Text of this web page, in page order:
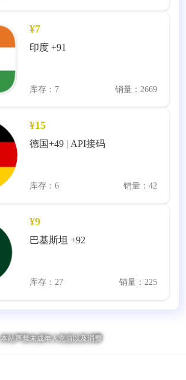
¥7
印度 +91
库存：7 销量：2669
¥15
德国+49 | API接码
库存：6 销量：42
¥9
巴基斯坦 +92
库存：27 销量：225
本站严禁未成年人充值以及消费